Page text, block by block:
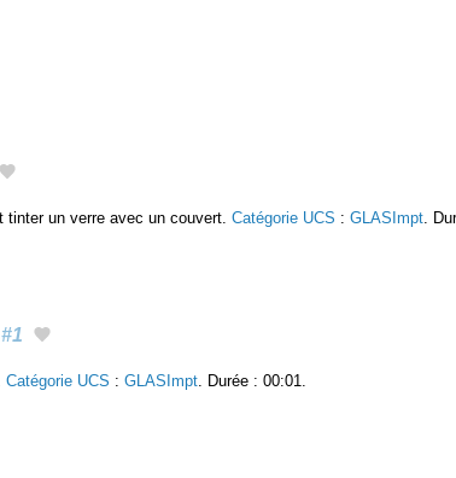
tinter un verre avec un couvert. Catégorie UCS : GLASImpt.
#1
Catégorie UCS : GLASImpt. Durée : 00:01.